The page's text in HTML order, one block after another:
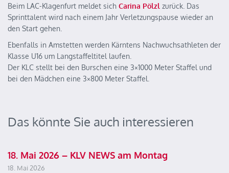
Beim LAC-Klagenfurt meldet sich Carina Pölzl zurück. Das
Sprinttalent wird nach einem Jahr Verletzungspause wieder an
den Start gehen.
Ebenfalls in Amstetten werden Kärntens Nachwuchsathleten der
Klasse U16 um Langstaffeltitel laufen.
Der KLC stellt bei den Burschen eine 3×1000 Meter Staffel und
bei den Mädchen eine 3×800 Meter Staffel.
Das könnte Sie auch interessieren
18. Mai 2026 – KLV NEWS am Montag
18. Mai 2026